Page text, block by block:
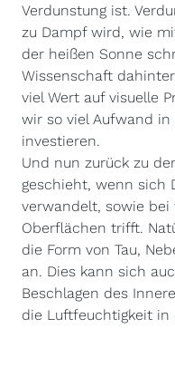
Verdunstung ist.
zu Dampf wird, wie
der heißen Sonne
Wissenschaft
viel Wert auf visuelle
wir so viel Aufwand in
investieren.
Und nun zurück zu
geschieht, wenn sich
verwandelt, sowie
Oberflächen trifft.
die Form von Tau,
an. Dies kann sich
Beschlagen des
die Luftfeuchtigkeit in